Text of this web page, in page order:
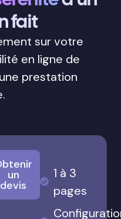
fait
sur votre
en ligne de
prestation
un
devis
1 à 3
pages